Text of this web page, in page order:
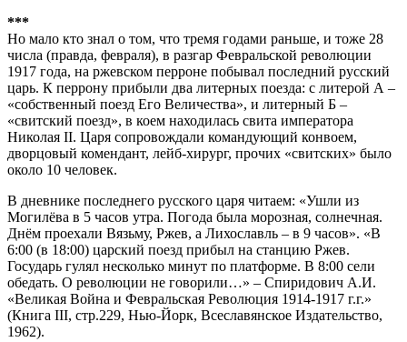
***
Но мало кто знал о том, что тремя годами раньше, и тоже 28
числа (правда, февраля), в разгар Февральской революции
1917 года, на ржевском перроне побывал последний русский
царь. К перрону прибыли два литерных поезда: с литерой А –
«собственный поезд Его Величества», и литерный Б –
«свитский поезд», в коем находилась свита императора
Николая II. Царя сопровождали командующий конвоем,
дворцовый комендант, лейб-хирург, прочих «свитских» было
около 10 человек.
В дневнике последнего русского царя читаем: «Ушли из
Могилёва в 5 часов утра. Погода была морозная, солнечная.
Днём проехали Вязьму, Ржев, а Лихославль – в 9 часов». «В
6:00 (в 18:00) царский поезд прибыл на станцию Ржев.
Государь гулял несколько минут по платформе. В 8:00 сели
обедать. О революции не говорили…» – Спиридович А.И.
«Великая Война и Февральская Революция 1914-1917 г.г.»
(Книга III, стр.229, Нью-Йорк, Всеславянское Издательство,
1962).